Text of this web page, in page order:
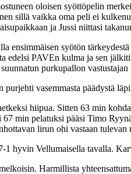
oloisen syöttöpelin
sillä vaikka oma peli ei
ja Jussi niittasi
ensimmäisen syötön
edelsi PAVEn kulma ja sen
purkupallon
vasemmasta päädystä
hiipua. Sitten 63 min
min pelatuksi pääsi Timo
lirun ohi vastaan
hyvin Vellumaisella tavalla.
Harmillista